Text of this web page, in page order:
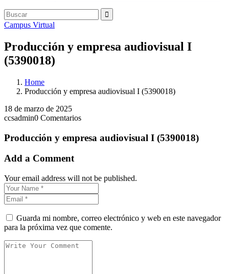
Campus Virtual
Producción y empresa audiovisual I
(5390018)
Home
Producción y empresa audiovisual I (5390018)
18 de marzo de 2025
ccsadmin0 Comentarios
Producción y empresa audiovisual I (5390018)
Add a Comment
Your email address will not be published.
Guarda mi nombre, correo electrónico y web en este navegador
para la próxima vez que comente.